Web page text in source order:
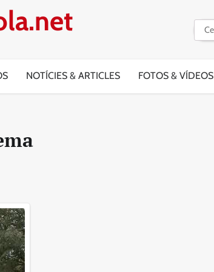
Cerca:
NOTÍCIES & ARTICLES FOTOS & VÍDEOS